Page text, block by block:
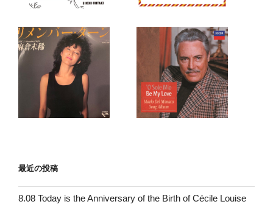
最近の投稿
8.08 Today is the Anniversary of the Birth of Cécile Louise